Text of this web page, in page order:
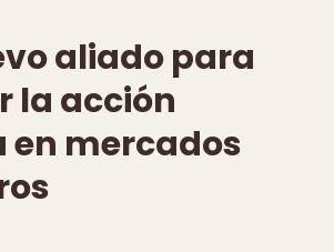
aliado para
la acción
mercados